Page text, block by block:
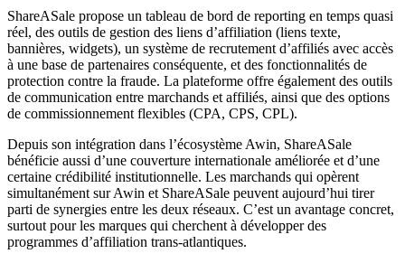
ShareASale propose un tableau de bord de reporting en temps quasi
réel, des outils de gestion des liens d’affiliation (liens texte,
bannières, widgets), un système de recrutement d’affiliés avec accès
à une base de partenaires conséquente, et des fonctionnalités de
protection contre la fraude. La plateforme offre également des outils
de communication entre marchands et affiliés, ainsi que des options
de commissionnement flexibles (CPA, CPS, CPL).
Depuis son intégration dans l’écosystème Awin, ShareASale
bénéficie aussi d’une couverture internationale améliorée et d’une
certaine crédibilité institutionnelle. Les marchands qui opèrent
simultanément sur Awin et ShareASale peuvent aujourd’hui tirer
parti de synergies entre les deux réseaux. C’est un avantage concret,
surtout pour les marques qui cherchent à développer des
programmes d’affiliation trans-atlantiques.